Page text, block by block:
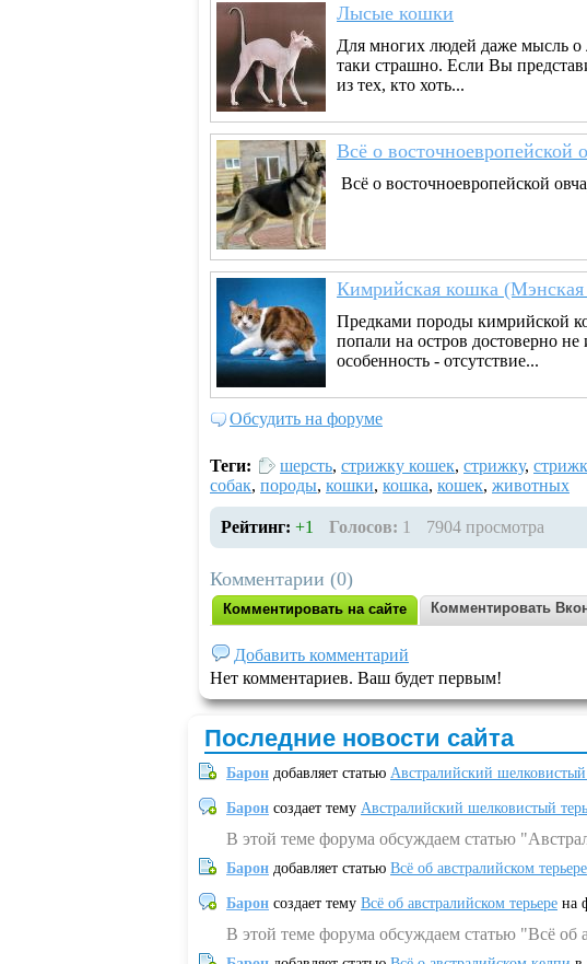
Лысые кошки
Для многих людей даже мысль о
таки страшно. Если Вы
из тех, кто хоть...
Всё о восточноевропейской
Всё о восточноевропейской
Кимрийская кошка
Предками породы кимрийской
попали на остров достоверно
особенность - отсутствие...
Обсудить на форуме
Теги: шерсть, стрижку кошек, стрижку,
собак, породы, кошки, кошка, кошек, животных
Рейтинг: +1 Голосов: 1 7904 просмотра
Комментарии (0)
Комментировать на сайте Комментировать
Добавить комментарий
Нет комментариев. Ваш будет первым!
Последние новости сайта
Барон добавляет статью Австралийский
Барон создает тему Австралийский шелковистый
В этой теме форума обсуждаем статью
Барон добавляет статью Всё об австралийском терьере
Барон создает тему Всё об австралийском терьере на
В этой теме форума обсуждаем статью "Всё об